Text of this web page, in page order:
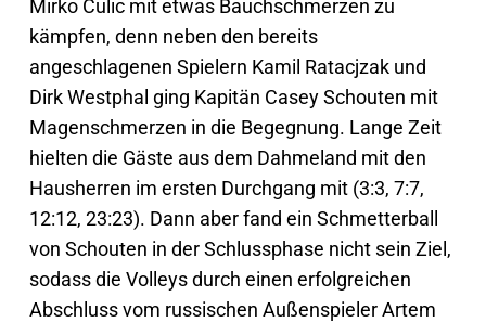
Mirko Culic mit etwas Bauchschmerzen zu
kämpfen, denn neben den bereits
angeschlagenen Spielern Kamil Ratacjzak und
Dirk Westphal ging Kapitän Casey Schouten mit
Magenschmerzen in die Begegnung. Lange Zeit
hielten die Gäste aus dem Dahmeland mit den
Hausherren im ersten Durchgang mit (3:3, 7:7,
12:12, 23:23). Dann aber fand ein Schmetterball
von Schouten in der Schlussphase nicht sein Ziel,
sodass die Volleys durch einen erfolgreichen
Abschluss vom russischen Außenspieler Artem